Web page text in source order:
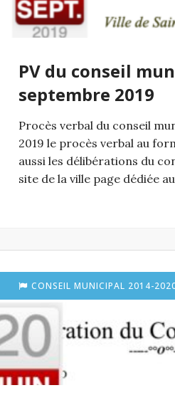
PV du conseil
septembre 2019
Procès verbal du conseil
2019 le procès verbal au
aussi les délibérations du
site de la ville page dédiée
CONSEIL MUNICIPAL 2014-